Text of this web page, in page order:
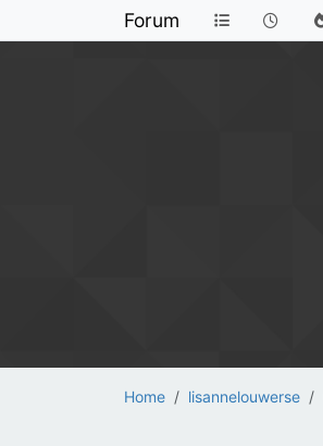
Forum
Home lisannelouwerse